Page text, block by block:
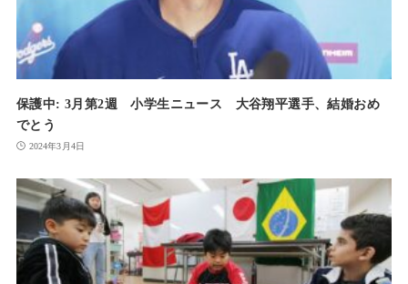
保護中: 3月第2週 小学生ニュース 大谷翔平選手、結婚おめ
でとう
2024年3月4日